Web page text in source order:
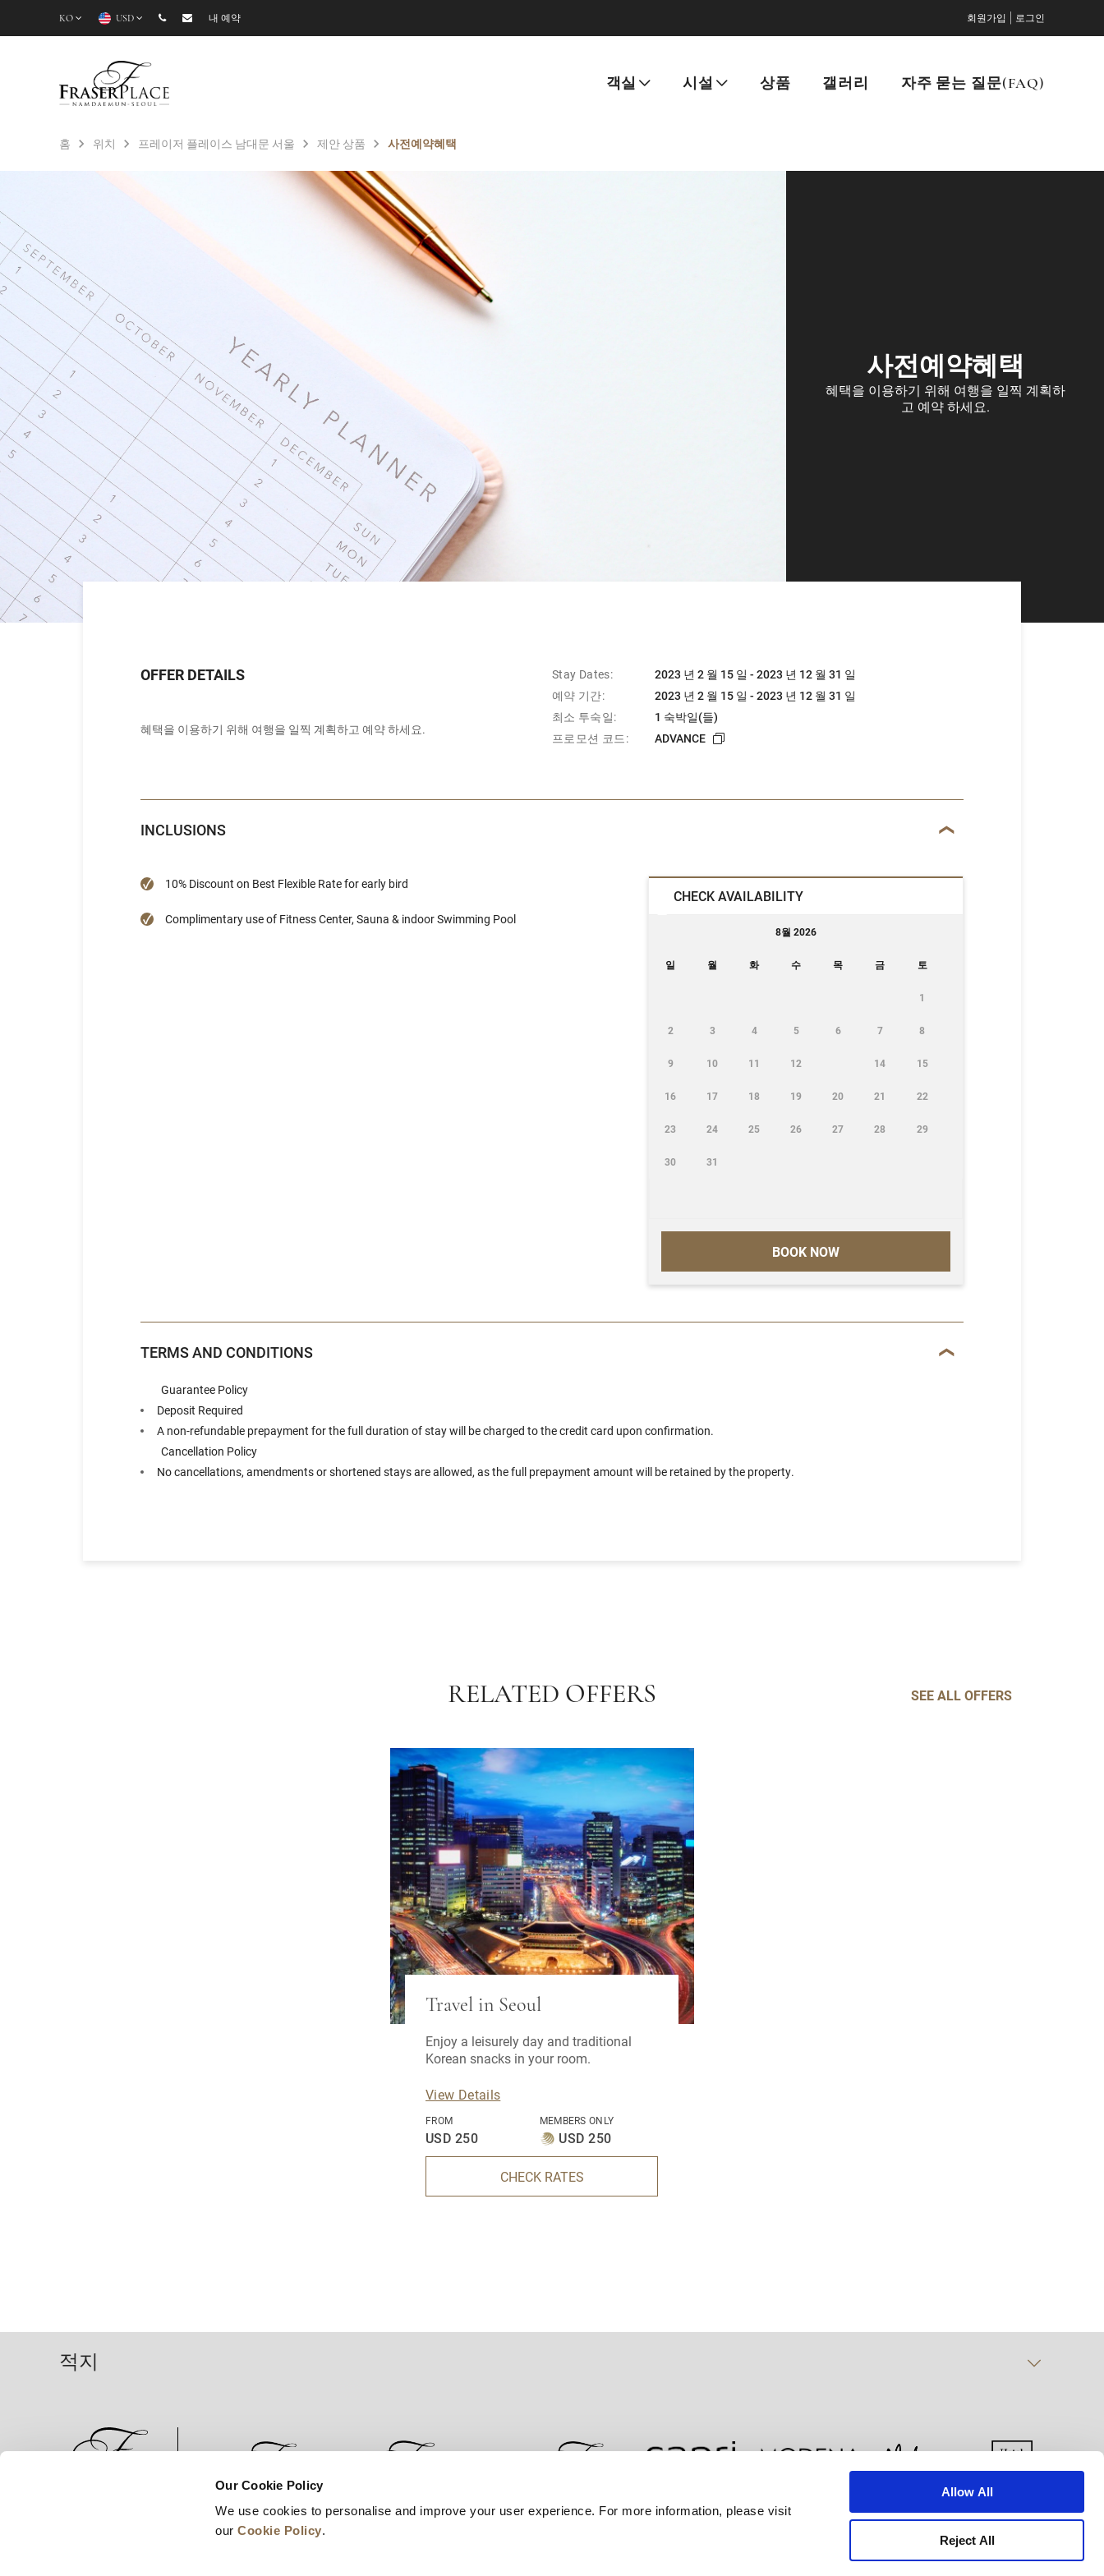
Our Cookie Policy
We use cookies to personalise and improve your user experience. For more information, please visit
ourCookie Policy.
Allow All
Reject All
KO USD 내 예약 회원가입 로그인
객실 시설 상품 갤러리 자주 묻는 질문(FAQ)
홈 위치 프레이저 플레이스 남대문 서울 제안 상품 사전예약혜택
사전예약혜택
혜택을 이용하기 위해 여행을 일찍 계획하
고 예약 하세요.
OFFER DETAILS
혜택을 이용하기 위해 여행을 일찍 계획하고 예약 하세요.
Stay Dates:
2023 년 2 월 15 일 - 2023 년 12 월 31 일
예약 기간:
2023 년 2 월 15 일 - 2023 년 12 월 31 일
최소 투숙일:
1 숙박일(들)
프로모션 코드:
ADVANCE
INCLUSIONS
10% Discount on Best Flexible Rate for early bird
Complimentary use of Fitness Center, Sauna & indoor Swimming Pool
CHECK AVAILABILITY
BOOK NOW
8월 2026
일 월 화 수 목 금 토
1
2 3 4 5 6 7 8
9 10 11 12 14 15
16 17 18 19 20 21 22
23 24 25 26 27 28 29
30 31
TERMS AND CONDITIONS
Guarantee Policy
Deposit Required
A non-refundable prepayment for the full duration of stay will be charged to the credit card upon confirmation.
Cancellation Policy
No cancellations, amendments or shortened stays are allowed, as the full prepayment amount will be retained by the property.
RELATED OFFERS SEE ALL OFFERS
Travel in Seoul
Enjoy a leisurely day and traditional
Korean snacks in your room.
View Details
FROM
USD 250
MEMBERS ONLY
USD 250
CHECK RATES
적지
비즈니스 개발